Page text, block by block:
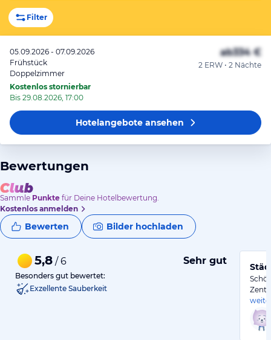
Filter
05.09.2026 - 07.09.2026
Frühstück
Doppelzimmer
Kostenlos stornierbar
Bis 29.08.2026, 17:00
ab334 €
2 ERW • 2 Nächte
Hotelangeboteansehen
Bewertungen
Sammle Punkte für Deine Hotelbewertung.
Kostenlos anmelden
Bewerten Bilder hochladen
5,8 / 6 Sehr gut
Besonders gut bewertet:
Exzellente Sauberkeit